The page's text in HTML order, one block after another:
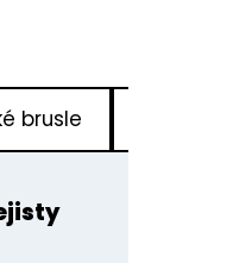
brusle